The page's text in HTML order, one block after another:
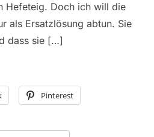
Hefeteig. Doch ich will die
als Ersatzlösung abtun. Sie
dass sie […]
Pinterest